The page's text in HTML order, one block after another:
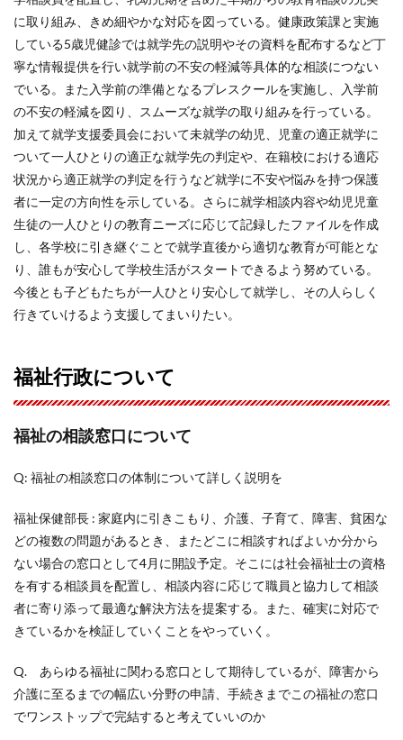
に取り組み、きめ細やかな対応を図っている。健康政策課と実施
している5歳児健診では就学先の説明やその資料を配布するなど丁
寧な情報提供を行い就学前の不安の軽減等具体的な相談につない
でいる。また入学前の準備となるプレスクールを実施し、入学前
の不安の軽減を図り、スムーズな就学の取り組みを行っている。
加えて就学支援委員会において未就学の幼児、児童の適正就学に
ついて一人ひとりの適正な就学先の判定や、在籍校における適応
状況から適正就学の判定を行うなど就学に不安や悩みを持つ保護
者に一定の方向性を示している。さらに就学相談内容や幼児児童
生徒の一人ひとりの教育ニーズに応じて記録したファイルを作成
し、各学校に引き継ぐことで就学直後から適切な教育が可能とな
り、誰もが安心して学校生活がスタートできるよう努めている。
今後とも子どもたちが一人ひとり安心して就学し、その人らしく
行きていけるよう支援してまいりたい。
福祉行政について
福祉の相談窓口について
Q: 福祉の相談窓口の体制について詳しく説明を
福祉保健部長 : 家庭内に引きこもり、介護、子育て、障害、貧困な
どの複数の問題があるとき、またどこに相談すればよいか分から
ない場合の窓口として4月に開設予定。そこには社会福祉士の資格
を有する相談員を配置し、相談内容に応じて職員と協力して相談
者に寄り添って最適な解決方法を提案する。また、確実に対応で
きているかを検証していくことをやっていく。
Q. あらゆる福祉に関わる窓口として期待しているが、障害から
介護に至るまでの幅広い分野の申請、手続きまでこの福祉の窓口
でワンストップで完結すると考えていいのか